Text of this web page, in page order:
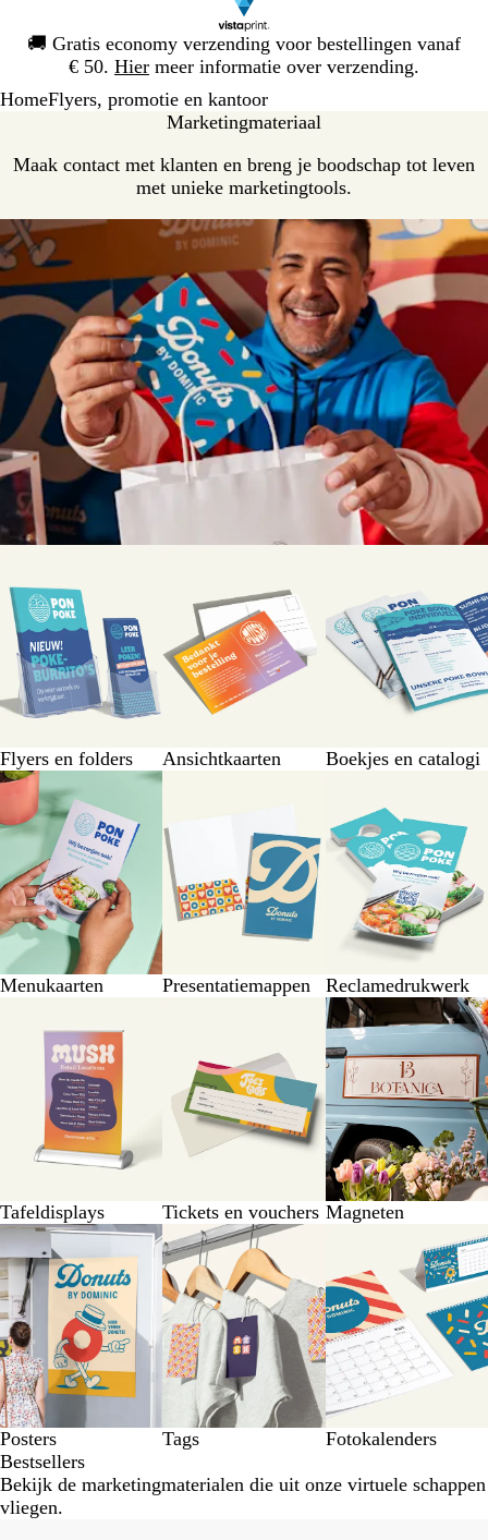
🚚 Gratis economy verzending voor bestellingen vanaf
€ 50. Hier meer informatie over verzending.
1
HomeFlyers, promotie en kantoor
Marketingmateriaal
Maak contact met klanten en breng je boodschap tot leven
met unieke marketingtools.
Flyers en folders Ansichtkaarten Boekjes en catalogi
Menukaarten Presentatiemappen Reclamedrukwerk
Tafeldisplays Tickets en vouchers Magneten
Posters Tags
Fotokalenders
Bestsellers
Bekijk de marketingmaterialen die uit onze virtuele schappen
vliegen.